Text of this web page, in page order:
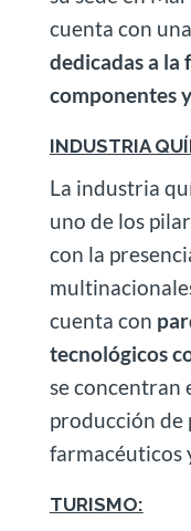
cuenta con una
dedicadas a la
componentes
INDUSTRIA
La industria
uno de los
con la
cuenta con
tecnológicos
se concentran
producción de
farmacéuticos
TURISMO: